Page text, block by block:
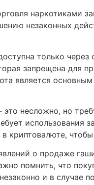
наркотиками
незаконных
только
запрещена для
является
несложно, но
криптовалюте,
о продаже
помнить, что
и в